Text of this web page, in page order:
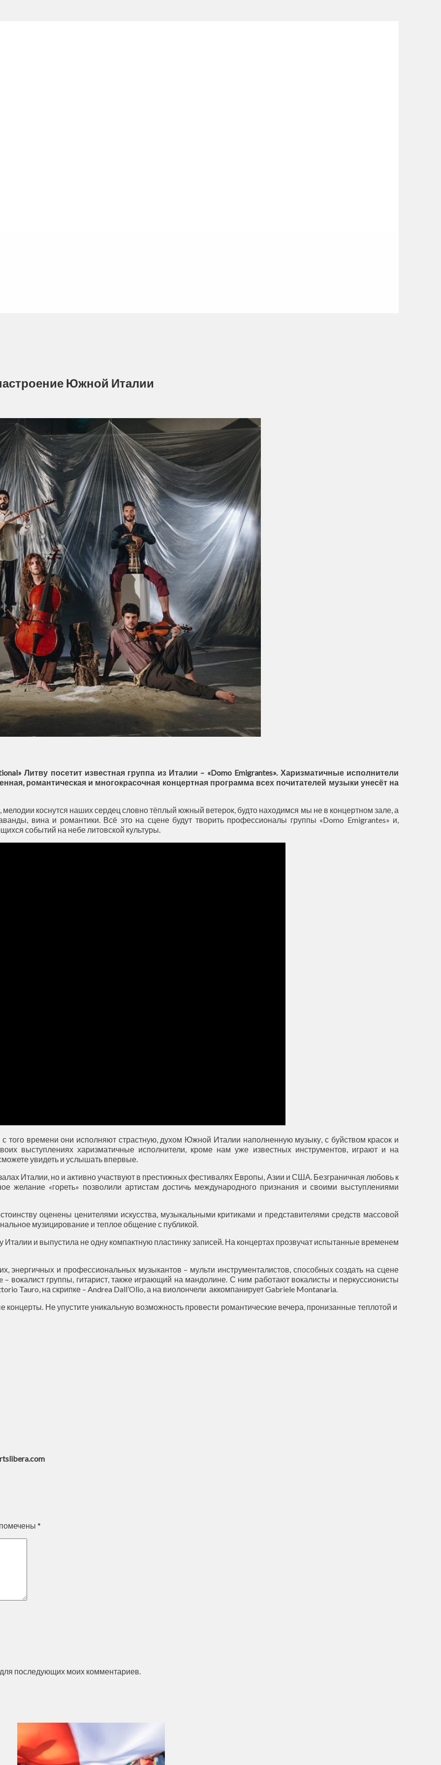
Южной Италии
Литву посетит известная группа из Италии – «Domo Emigrantes». Харизматичные исполнители
романтическая и многокрасочная концертная программа всех почитателей музыки унесёт на
коснутся наших сердец словно тёплый южный ветерок, будто находимся мы не в концертном зале, а
вина и романтики. Всё это на сцене будут творить профессионалы группы «Domo Emigrantes» и,
событий на небе литовской культуры.
того времени они исполняют страстную, духом Южной Италии наполненную музыку, с буйством красок и
выступлениях харизматичные исполнители, кроме нам уже известных инструментов, играют и на
увидеть и услышать впервые.
Италии, но и активно участвуют в престижных фестивалях Европы, Азии и США. Безграничная любовь к
желание «гореть» позволили артистам достичь международного признания и своими выступлениями
оценены ценителями искусства, музыкальными критиками и представителями средств массовой
музицирование и теплое общение с публикой.
и выпустила не одну компактную пластинку записей. На концертах прозвучат испытанные временем
энергичных и профессиональных музыкантов – мульти инструменталистов, способных создать на сцене
вокалист группы, гитарист, также играющий на мандолине. С ним работают вокалисты и перкуссионисты
Tauro, на скрипке – Andrea Dall’Olio, а на виолончели аккомпанирует Gabriele Montanaria.
Не упустите уникальную возможность провести романтические вечера, пронизанные теплотой и
*
последующих моих комментариев.